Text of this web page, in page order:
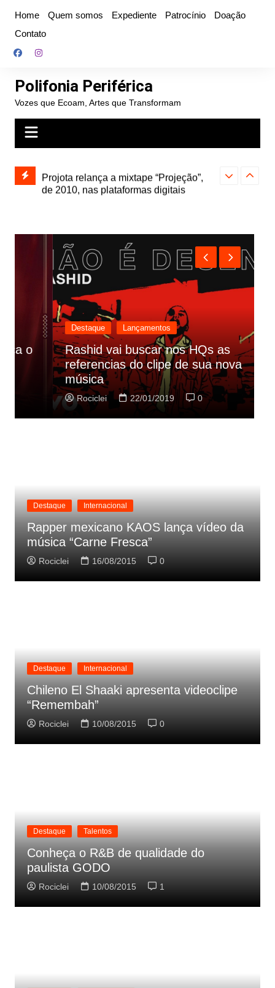
conteúdo
Home Quem somos Expediente Patrocínio
Doação
Contato
Polifonia Periférica
Vozes que Ecoam, Artes que Transformam
e abre
autoral,
Projota relança a mixtape “Projeção”,
de 2010, nas plataformas digitais
Farofa
Destaque Lançamentos
Rashid vai buscar nos HQs as
referencias do clipe de sua nova
música
Rociclei 22/01/2019 0
Destaque Internacional
Rapper mexicano KAOS lança vídeo da
música “Carne Fresca”
Rociclei 16/08/2015 0
Destaque Internacional
Chileno El Shaaki apresenta videoclipe
“Remembah”
Rociclei 10/08/2015 0
Destaque Talentos
Conheça o R&B de qualidade do
paulista GODO
Rociclei 10/08/2015 1